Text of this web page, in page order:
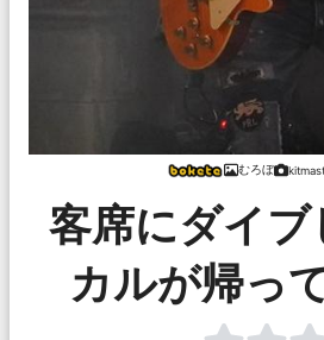
むろぼ
客席にダイ
カルが帰っ